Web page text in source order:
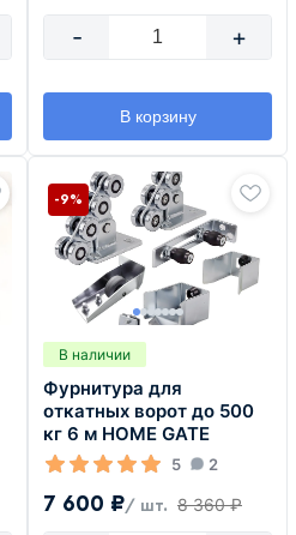
- +
В корзину
В наличии
Фурнитура для
откатных ворот до 500
кг 6 м HOME GATE
5 2
7 600 ₽/ шт. 8 360 ₽
-9%